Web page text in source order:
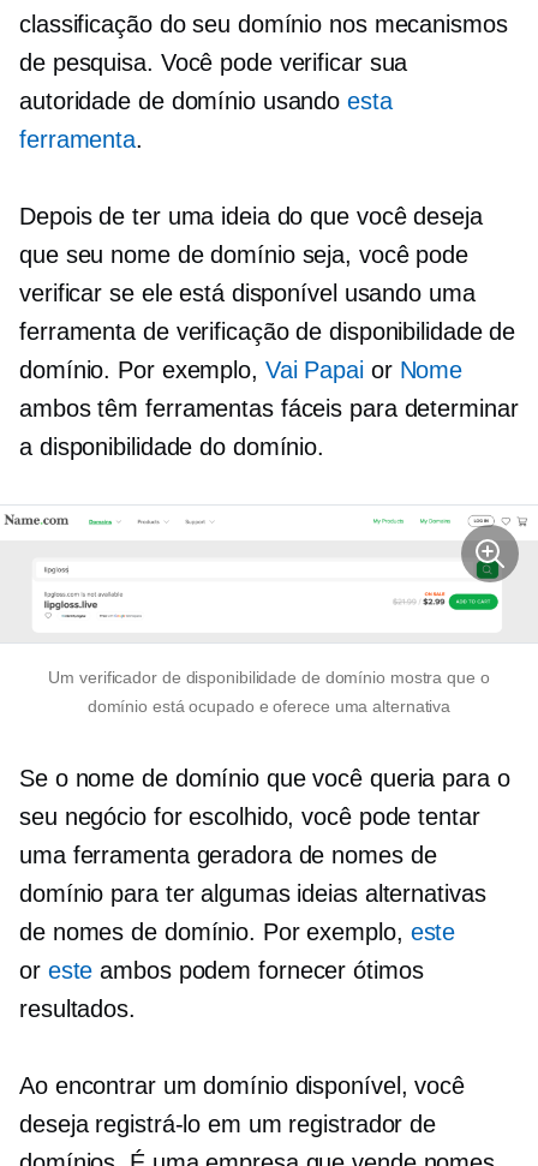
classificação do seu domínio nos mecanismos
de pesquisa. Você pode verificar sua
autoridade de domínio usandoesta
ferramenta.
Depois de ter uma ideia do que você deseja
que seu nome de domínio seja, você pode
verificar se ele está disponível usando uma
ferramenta de verificação de disponibilidade de
domínio. Por exemplo, Vai Papaior Nome
ambos têm ferramentas fáceis para determinar
a disponibilidade do domínio.
Um verificador de disponibilidade de domínio mostra que o
domínio está ocupado e oferece uma alternativa
Se o nome de domínio que você queria para o
seu negócio for escolhido, você pode tentar
uma ferramenta geradora de nomes de
domínio para ter algumas ideias alternativas
de nomes de domínio. Por exemplo, este
or este ambos podem fornecer ótimos
resultados.
Ao encontrar um domínio disponível, você
deseja registrá-lo em um registrador de